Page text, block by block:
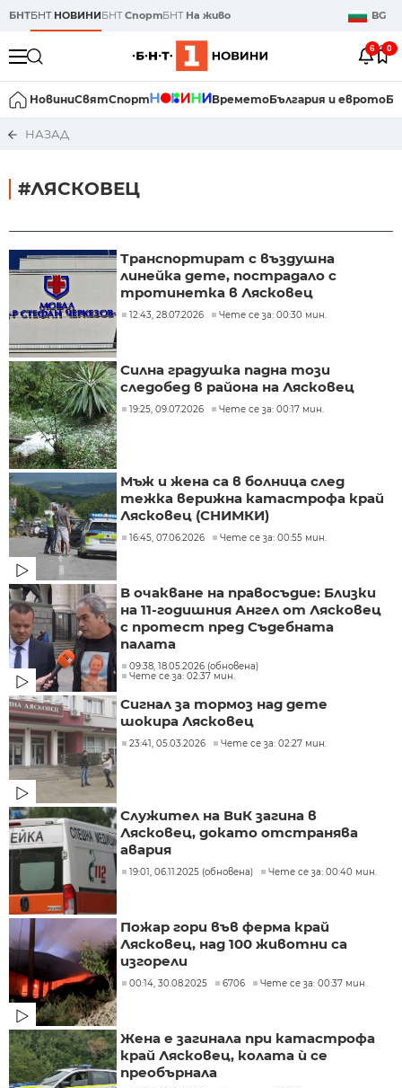
БНТБНТ НОВИНИБНТСпортБНТ На живо BG
6 0
НовиниСвятСпорт ВреметоБългария и еврото
НАЗАД
#ЛЯСКОВЕЦ
Транспортират с въздушна
линейка дете, пострадало с
тротинетка в Лясковец
12:43, 28.07.2026 Чете се за: 00:30 мин.
Силна градушка падна този
следобед в района на Лясковец
19:25, 09.07.2026 Чете се за: 00:17 мин.
Мъж и жена са в болница след
тежка верижна катастрофа край
Лясковец (СНИМКИ)
16:45, 07.06.2026 Чете се за: 00:55 мин.
В очакване на правосъдие: Близки
на 11-годишния Ангел от Лясковец
с протест пред Съдебната
палата
09:38, 18.05.2026 (обновена)
Чете се за: 02:37 мин.
Сигнал за тормоз над дете
шокира Лясковец
23:41, 05.03.2026 Чете се за: 02:27 мин.
Служител на ВиК загина в
Лясковец, докато отстранява
авария
19:01, 06.11.2025 (обновена) Чете се за: 00:40 мин.
Пожар гори във ферма край
Лясковец, над 100 животни са
изгорели
00:14, 30.08.2025 6706 Чете се за: 00:37 мин.
Жена е загинала при катастрофа
край Лясковец, колата ѝ се
преобърнала